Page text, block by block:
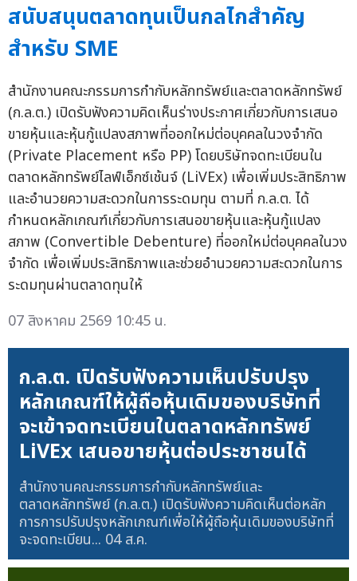
สนับสนุนตลาดทุนเป็นกลไกสำคัญ
สำหรับ SME
สำนักงานคณะกรรมการกำกับหลักทรัพย์และตลาดหลักทรัพย์
(ก.ล.ต.) เปิดรับฟังความคิดเห็นร่างประกาศเกี่ยวกับการเสนอ
ขายหุ้นและหุ้นกู้แปลงสภาพที่ออกใหม่ต่อบุคคลในวงจำกัด
(Private Placement หรือ PP) โดยบริษัทจดทะเบียนใน
ตลาดหลักทรัพย์ไลฟ์เอ็กซ์เช้นจ์ (LiVEx) เพื่อเพิ่มประสิทธิภาพ
และอำนวยความสะดวกในการระดมทุน ตามที่ ก.ล.ต. ได้
กำหนดหลักเกณฑ์เกี่ยวกับการเสนอขายหุ้นและหุ้นกู้แปลง
สภาพ (Convertible Debenture) ที่ออกใหม่ต่อบุคคลในวง
จำกัด เพื่อเพิ่มประสิทธิภาพและช่วยอำนวยความสะดวกในการ
ระดมทุนผ่านตลาดทุนให้
07 สิงหาคม 2569 10:45 น.
ก.ล.ต. เปิดรับฟังความเห็นปรับปรุง
หลักเกณฑ์ให้ผู้ถือหุ้นเดิมของบริษัทที่
จะเข้าจดทะเบียนในตลาดหลักทรัพย์
LiVEx เสนอขายหุ้นต่อประชาชนได้
สำนักงานคณะกรรมการกำกับหลักทรัพย์และ
ตลาดหลักทรัพย์ (ก.ล.ต.) เปิดรับฟังความคิดเห็นต่อหลัก
การการปรับปรุงหลักเกณฑ์เพื่อให้ผู้ถือหุ้นเดิมของบริษัทที่
จะจดทะเบียน... 04 ส.ค.